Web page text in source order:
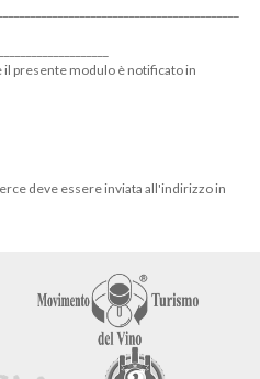
presente modulo è notificato in
deve essere inviata all'indirizzo in